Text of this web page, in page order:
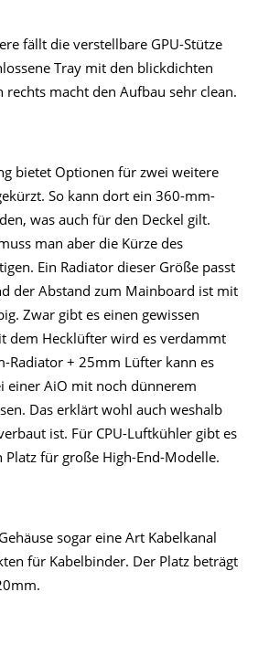
fällt die verstellbare GPU-Stütze
Tray mit den blickdichten
macht den Aufbau sehr clean.
bietet Optionen für zwei weitere
So kann dort ein 360-mm-
was auch für den Deckel gilt.
man aber die Kürze des
Ein Radiator dieser Größe passt
der Abstand zum Mainboard ist mit
Zwar gibt es einen gewissen
dem Hecklüfter wird es verdammt
Radiator + 25mm Lüfter kann es
einer AiO mit noch dünnerem
Das erklärt wohl auch weshalb
ist. Für CPU-Luftkühler gibt es
für große High-End-Modelle.
sogar eine Art Kabelkanal
für Kabelbinder. Der Platz beträgt